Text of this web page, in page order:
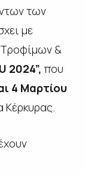
των
με
&
2024”, που
4 Μαρτίου
Κέρκυρας.